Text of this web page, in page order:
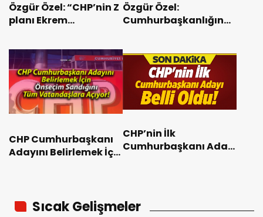
Özgür Özel: “CHP’nin Z
planı Ekrem
bir aday konuşmayı
doğru bulmam”
Özgür Özel:
Cumhurbaşkanlığına
CHP Cumhurbaşkanı
Adayını Belirlemek İçin
CHP’nin İlk
Cumhurbaşkanı Adayı
Sıcak Gelişmeler